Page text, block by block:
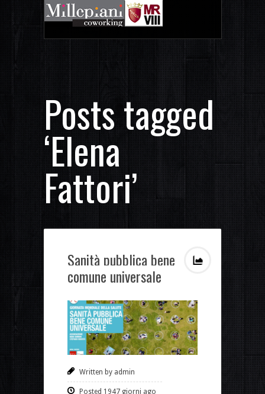
Posts tagged
‘Elena
Fattori’
Sanità pubblica bene
comune universale
Written by admin
Posted 1947 giorni ago